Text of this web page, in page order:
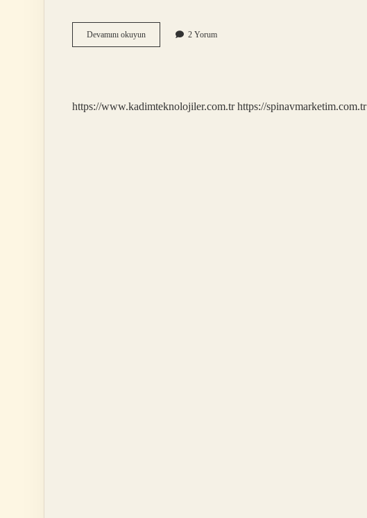
Devamını okuyunKadınların
Cinsel
Devam
2 Yorum
https://www.kadimteknolojiler.com.tr https://spinavmarketim.com.tr